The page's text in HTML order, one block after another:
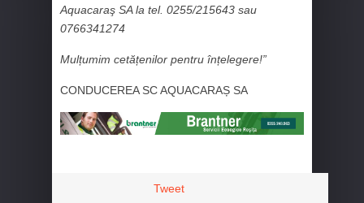
Aquacaraş SA la tel. 0255/215643 sau
0766341274
Mulțumim cetățenilor pentru înțelegere!”
CONDUCEREA SC AQUACARAȘ SA
Tweet